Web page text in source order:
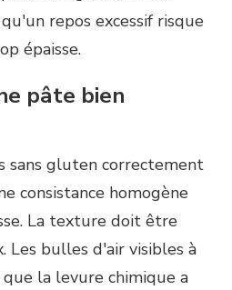
repos excessif risque
épaisse.
pâte bien
sans gluten correctement
consistance homogène
La texture doit être
Les bulles d'air visibles à
la levure chimique a